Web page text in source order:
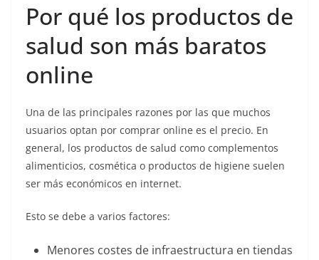
Por qué los productos de
salud son más baratos
online
Una de las principales razones por las que muchos
usuarios optan por comprar online es el precio. En
general, los productos de salud como complementos
alimenticios, cosmética o productos de higiene suelen
ser más económicos en internet.
Esto se debe a varios factores:
Menores costes de infraestructura en tiendas